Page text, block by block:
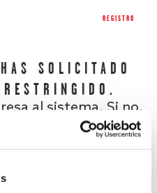
REGISTRO
SOLICITADO
RESTRINGIDO.
al sistema. Si no,